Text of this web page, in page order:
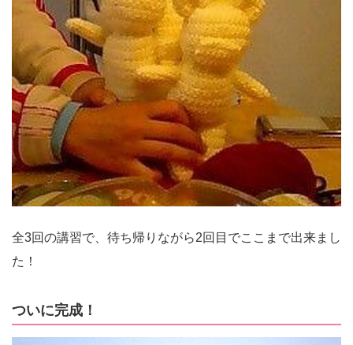
全3回の講習で、待ち帰りながら2回目でここまで出来まし
た！
ついに完成！